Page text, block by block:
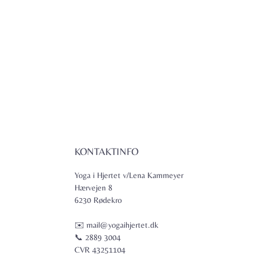
KONTAKTINFO
Yoga i Hjertet v/Lena Kammeyer
Hærvejen 8
6230 Rødekro
✉️ mail@yogaihjertet.dk
📞 2889 3004
CVR 43251104